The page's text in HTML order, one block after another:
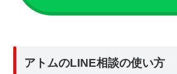
アトムについて知りたい方
アトムのLINE相談の使い方